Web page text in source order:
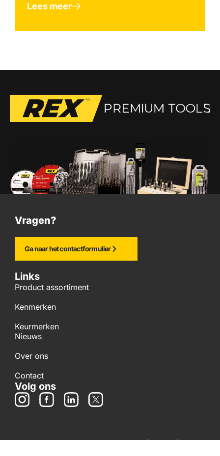
Lees meer
Vragen?
Ga naar het contactformulier
Links
Product assortiment
Kenmerken
Keurmerken
Nieuws
Over ons
Contact
Volg ons